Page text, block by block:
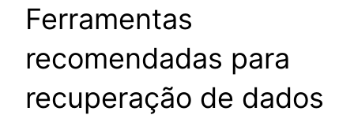
Ferramentas
recomendadas para
recuperação de dados